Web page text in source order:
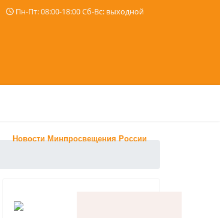
Пн-Пт: 08:00-18:00 Сб-Вс: выходной
Новости Минпросвещения России